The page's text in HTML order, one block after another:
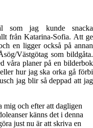
jag kunde snacka
från Katarina-Sofia. Att ge
en ligger också på annan
Västgötag som bildgåta.
våra planer på en bilderbok
hur jag ska orka gå förbi
jag blir så deppad att jag
mig och efter att dagligen
känns det i denna
just nu är att skriva en